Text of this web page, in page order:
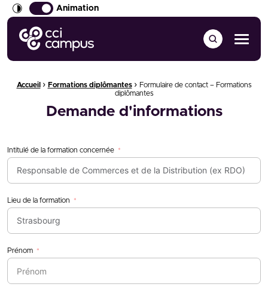
Animation
CCI Campus La formation qui vous ressemble
Menu
Fil d'Ariane :
Accueil › Formations diplômantes › Formulaire de contact – Formations
diplômantes
Demande d'informations
Intitulé de la formation concernée
Lieu de la formation
Prénom